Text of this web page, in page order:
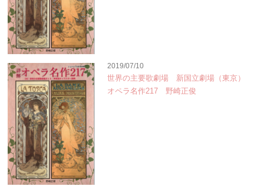
2019/07/10
世界の主要歌劇場 新国立劇場（東京）
オペラ名作217 野崎正俊